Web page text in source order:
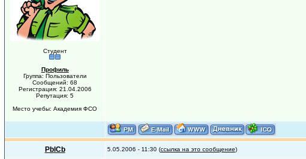
Студент
Профиль
Группа: Пользователи
Сообщений: 68
Регистрация: 21.04.2006
Репутация: 5
Место учебы: Академия ФСО
PblCb 5.05.2006 - 11:30 (ссылка на это сообщение)